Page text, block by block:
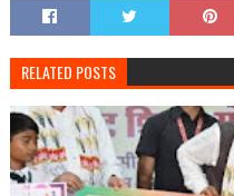
RELATED POSTS